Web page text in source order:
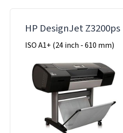
HP DesignJet Z3200ps
ISO A1+ (24 inch - 610 mm)